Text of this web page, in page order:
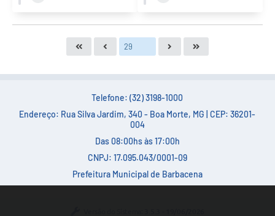
Telefone: (32) 3198-1000
Endereço: Rua Silva Jardim, 340 - Boa Morte, MG | CEP: 36201-
004
Das 08:00hs às 17:00h
CNPJ: 17.095.043/0001-09
Prefeitura Municipal de Barbacena